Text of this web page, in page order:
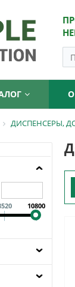
ДИСПЕНСЕРЫ,
10800